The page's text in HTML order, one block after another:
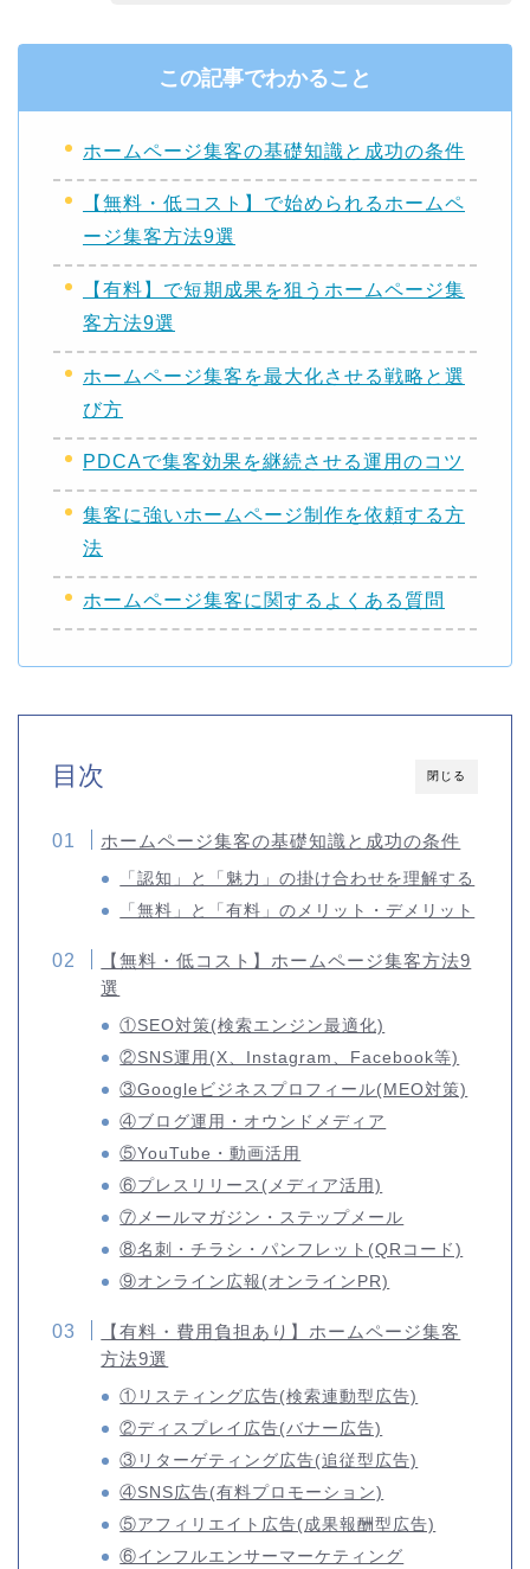
この記事でわかること
ホームページ集客の基礎知識と成功の条件
【無料・低コスト】で始められるホームペ
ージ集客方法9選
【有料】で短期成果を狙うホームページ集
客方法9選
ホームページ集客を最大化させる戦略と選
び方
PDCAで集客効果を継続させる運用のコツ
集客に強いホームページ制作を依頼する方
法
ホームページ集客に関するよくある質問
閉じる
目次
ホームページ集客の基礎知識と成功の条件
「認知」と「魅力」の掛け合わせを理解する
「無料」と「有料」のメリット・デメリット
【無料・低コスト】ホームページ集客方法9
選
①SEO対策(検索エンジン最適化)
②SNS運用(X、Instagram、Facebook等)
③Googleビジネスプロフィール(MEO対策)
④ブログ運用・オウンドメディア
⑤YouTube・動画活用
⑥プレスリリース(メディア活用)
⑦メールマガジン・ステップメール
⑧名刺・チラシ・パンフレット(QRコード)
⑨オンライン広報(オンラインPR)
【有料・費用負担あり】ホームページ集客
方法9選
①リスティング広告(検索連動型広告)
②ディスプレイ広告(バナー広告)
③リターゲティング広告(追従型広告)
④SNS広告(有料プロモーション)
⑤アフィリエイト広告(成果報酬型広告)
⑥インフルエンサーマーケティング